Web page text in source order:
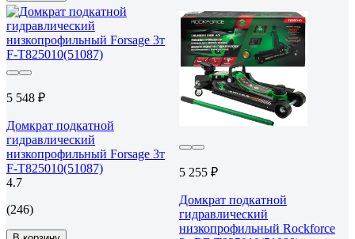
5 548 ₽
Домкрат подкатной
гидравлический
низкопрофильный Forsage 3т
F-T825010(51087)
4.7
(246)
5 255 ₽
Домкрат подкатной
гидравлический
низкопрофильный Rockforce